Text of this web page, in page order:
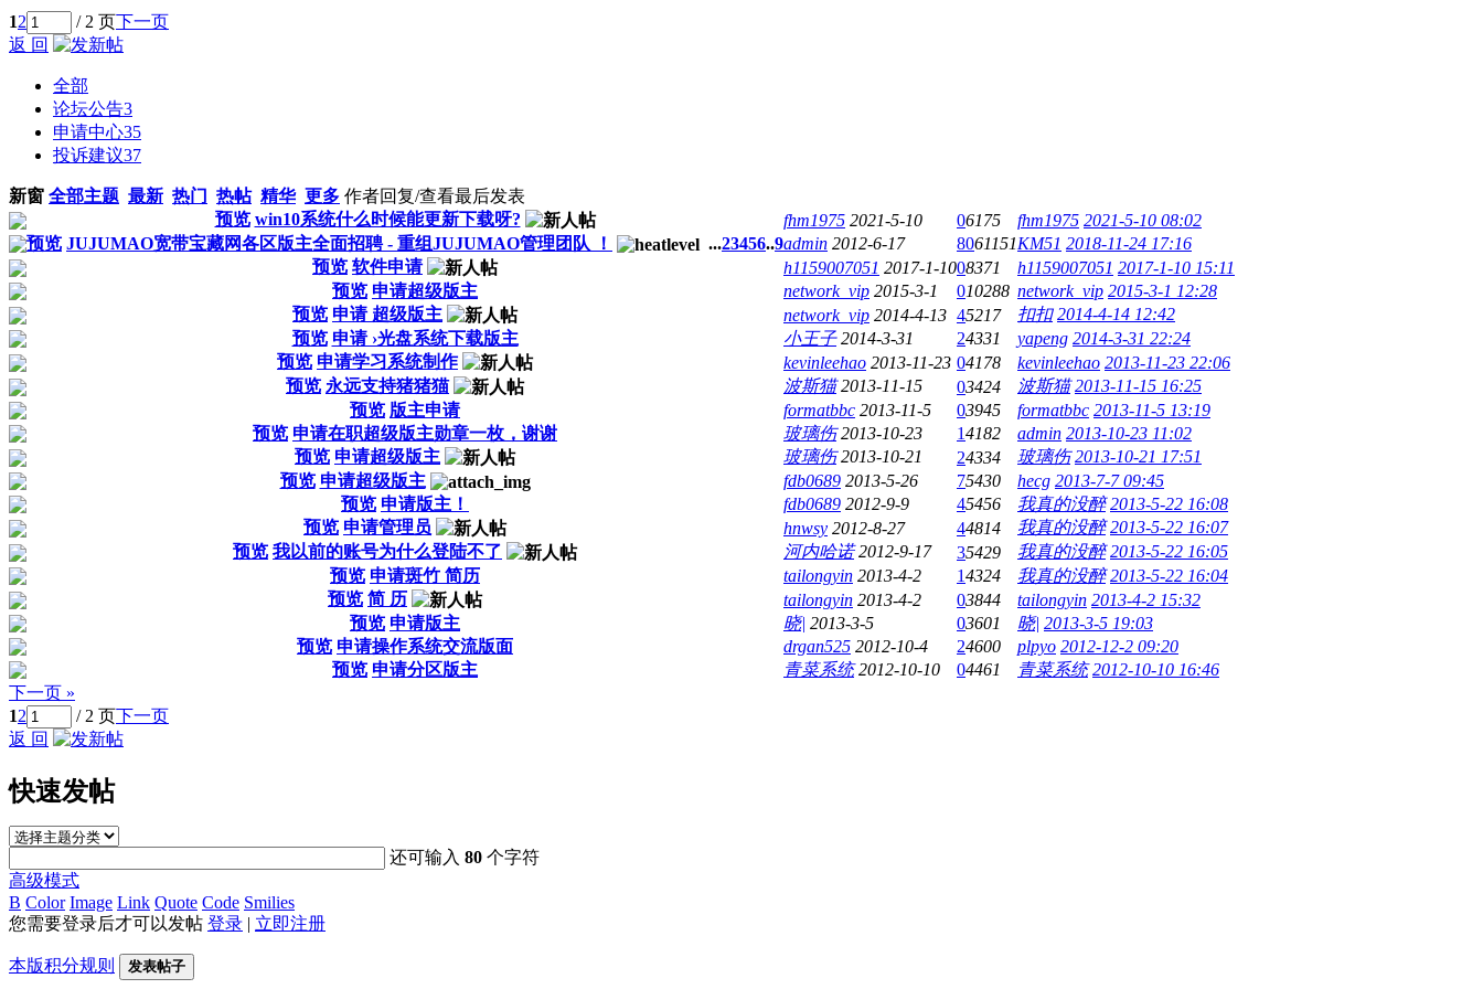
12 / 2 页下一页
返 回
全部
论坛公告3
申请中心35
投诉建议37
新窗 全部主题 最新 热门 热帖 精华 更多 作者回复/查看最后发表
预览 win10系统什么时候能更新下载呀? fhm1975 2021-5-10 06175 fhm1975 2021-5-10 08:02
预览 JUJUMAO宽带宝藏网各区版主全面招聘 - 重组JUJUMAO管理团队 ！ ...23456..9admin 2012-6-17 8061151KM51 2018-11-24 17:16
预览 软件申请 h1159007051 2017-1-1008371 h1159007051 2017-1-10 15:11
预览 申请超级版主 network_vip 2015-3-1 010288 network_vip 2015-3-1 12:28
预览 申请 超级版主 network_vip 2014-4-13 45217 扣扣 2014-4-14 12:42
预览 申请 ›光盘系统下载版主 小王子 2014-3-31 24331 yapeng 2014-3-31 22:24
预览 申请学习系统制作 kevinleehao 2013-11-23 04178 kevinleehao 2013-11-23 22:06
预览 永远支持猪猪猫 波斯猫 2013-11-15 03424 波斯猫 2013-11-15 16:25
预览 版主申请 formatbbc 2013-11-5 03945 formatbbc 2013-11-5 13:19
预览 申请在职超级版主勋章一枚，谢谢 玻璃伤 2013-10-23 14182 admin 2013-10-23 11:02
预览 申请超级版主 玻璃伤 2013-10-21 24334 玻璃伤 2013-10-21 17:51
预览 申请超级版主 fdb0689 2013-5-26 75430 hecg 2013-7-7 09:45
预览 申请版主！ fdb0689 2012-9-9 45456 我真的没醉 2013-5-22 16:08
预览 申请管理员 hnwsy 2012-8-27 44814 我真的没醉 2013-5-22 16:07
预览 我以前的账号为什么登陆不了 河内哈诺 2012-9-17 35429 我真的没醉 2013-5-22 16:05
预览 申请斑竹 简历 tailongyin 2013-4-2 14324 我真的没醉 2013-5-22 16:04
预览 简 历 tailongyin 2013-4-2 03844 tailongyin 2013-4-2 15:32
预览 申请版主 晓| 2013-3-5 03601 晓| 2013-3-5 19:03
预览 申请操作系统交流版面 drgan525 2012-10-4 24600 plpyo 2012-12-2 09:20
预览 申请分区版主 青菜系统 2012-10-10 04461 青菜系统 2012-10-10 16:46
下一页 »
12 / 2 页下一页
返 回
快速发帖
还可输入80 个字符
高级模式
B Color Image Link Quote Code Smilies
您需要登录后才可以发帖 登录 | 立即注册
本版积分规则 发表帖子